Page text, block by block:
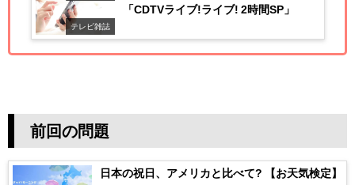
テレビ雑誌
「CDTVライブ!ライブ! 2時間SP」
前回の問題
日本の祝日、アメリカと比べて? 【お天気検定】